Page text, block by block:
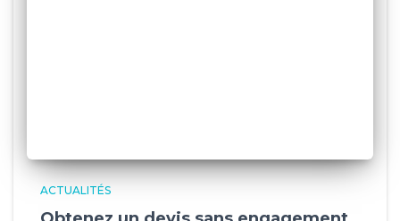
ACTUALITÉS